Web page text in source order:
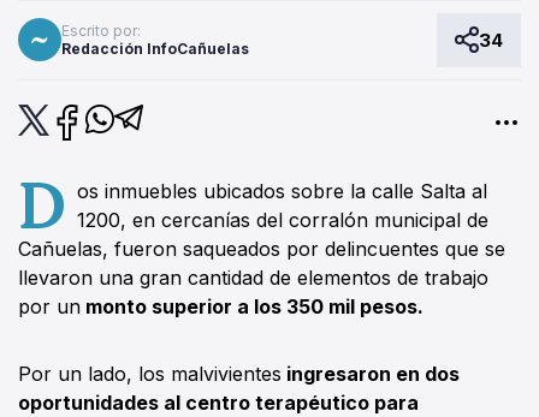
Escrito por:
Redacción InfoCañuelas
34
D os inmuebles ubicados sobre la calle Salta al
1200, en cercanías del corralón municipal de
Cañuelas, fueron saqueados por delincuentes que se
llevaron una gran cantidad de elementos de trabajo
por un monto superior a los 350 mil pesos.
Por un lado, los malvivientes ingresaron en dos
oportunidades al centro terapéutico para